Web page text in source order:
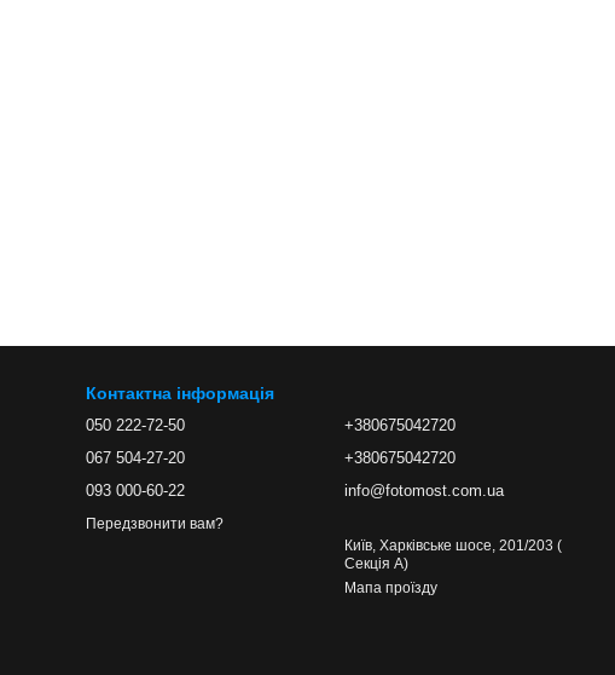
Контактна інформація
050 222-72-50
067 504-27-20
093 000-60-22
Передзвонити вам?
+380675042720
+380675042720
info@fotomost.com.ua
Київ, Харківське шосе, 201/203 (
Секція А)
Мапа проїзду